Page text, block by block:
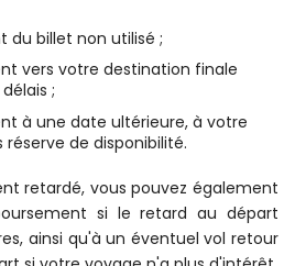
du billet non utilisé ;
vers votre destination finale
;
à une date ultérieure, à votre
de disponibilité.
retardé, vous pouvez également
si le retard au départ
ainsi qu'à un éventuel vol retour